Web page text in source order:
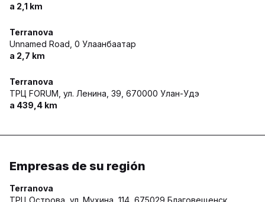
a 2,1 km
Terranova
Unnamed Road, 0 Улаанбаатар
a 2,7 km
Terranova
ТРЦ FORUM, ул. Ленина, 39, 670000 Улан-Удэ
a 439,4 km
Empresas de su región
Terranova
ТРЦ Острова, ул. Мухина, 114, 675029 Благовещенск